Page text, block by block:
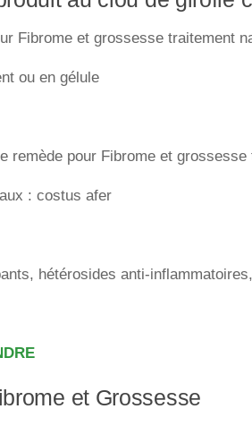
Fibrome et grossesse traitement
ou en gélule
remède pour Fibrome et
: costus afer
hétérosides anti-
et Grossesse